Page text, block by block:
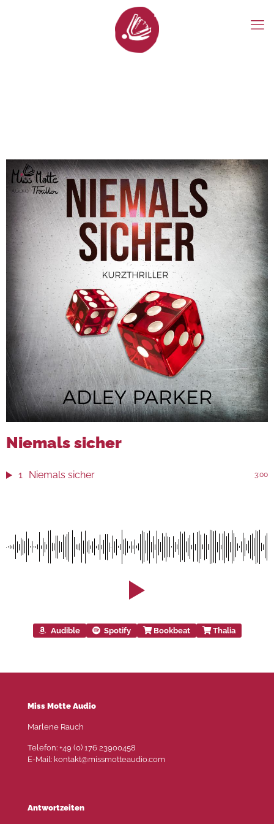
Niemals sicher
1 Niemals sicher 3:00
Audible Spotify Bookbeat Thalia
Miss Motte Audio
Marlene Rauch
Telefon: +49 (0) 176 23900458
E-Mail: kontakt@missmotteaudio.com
Antwortzeiten